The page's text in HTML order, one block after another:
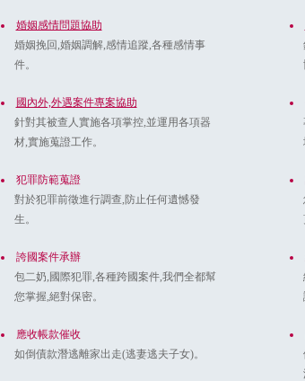
婚姻感情問題協助
婚姻挽回,婚姻調解,感情追蹤,各種感情事
件。
國內外,外遇案件專案協助
針對其被查人實施各項掌控,並運用各項器
材,實施蒐證工作。
犯罪防範蒐證
對於犯罪前徵進行調查,防止任何遺憾發
生。
誇國案件承辦
包二奶,國際犯罪,各種跨國案件,我們全都幫
您掌握,絕對保密。
應收帳款催收
如倒債款潛逃離家出走(逃妻逃夫子女)。